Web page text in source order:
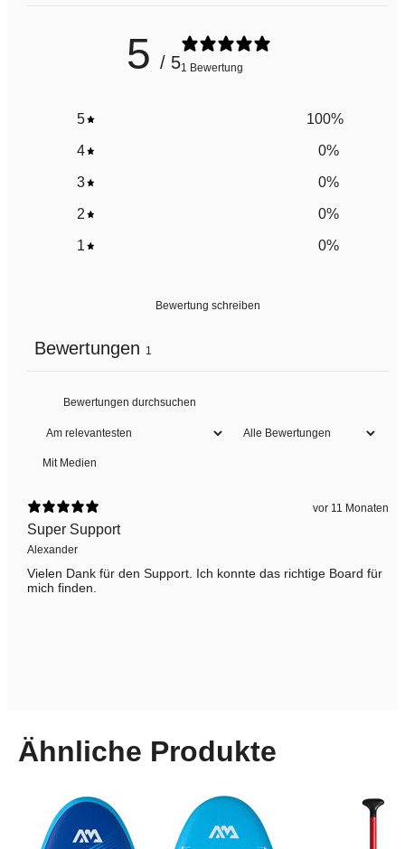
5 / 51 Bewertung
5 100%
4 0%
3 0%
2 0%
1 0%
Bewertung schreiben
Bewertungen 1
Mit Medien
vor 11 Monaten
Super Support
Alexander
Vielen Dank für den Support. Ich konnte das richtige Board für
mich finden.
Ähnliche Produkte